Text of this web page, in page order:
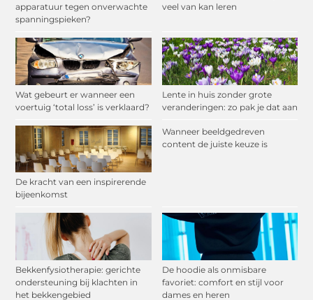
apparatuur tegen onverwachte
spanningspieken?
veel van kan leren
Wat gebeurt er wanneer een
voertuig ‘total loss’ is verklaard?
Lente in huis zonder grote
veranderingen: zo pak je dat aan
De kracht van een inspirerende
bijeenkomst
Wanneer beeldgedreven
content de juiste keuze is
Bekkenfysiotherapie: gerichte
ondersteuning bij klachten in
het bekkengebied
De hoodie als onmisbare
favoriet: comfort en stijl voor
dames en heren